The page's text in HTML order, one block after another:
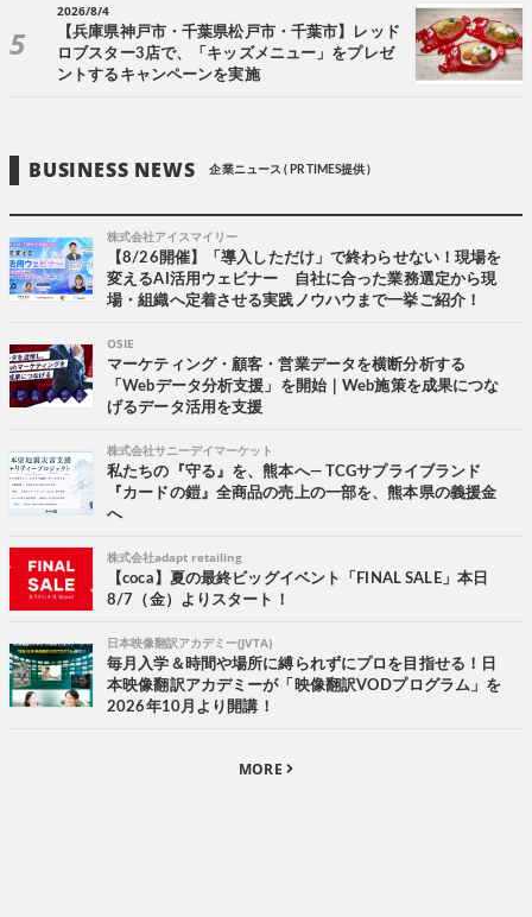
2026/8/4
【兵庫県神戸市・千葉県松戸市・千葉市】レッド
ロブスター3店で、「キッズメニュー」をプレゼ
ントするキャンペーンを実施
BUSINESS NEWS 企業ニュース ( PR TIMES提供 )
株式会社アイスマイリー
【8/26開催】「導入しただけ」で終わらせない！現場を
変えるAI活用ウェビナー 自社に合った業務選定から現
場・組織へ定着させる実践ノウハウまで一挙ご紹介！
OSIE
マーケティング・顧客・営業データを横断分析する
「Webデータ分析支援」を開始｜Web施策を成果につな
げるデータ活用を支援
株式会社サニーデイマーケット
私たちの『守る』を、熊本へ― TCGサプライブランド
『カードの鎧』全商品の売上の一部を、熊本県の義援金
へ
株式会社adapt retailing
【coca】夏の最終ビッグイベント「FINAL SALE」本日
8/7（金）よりスタート！
日本映像翻訳アカデミー(JVTA)
毎月入学＆時間や場所に縛られずにプロを目指せる！日
本映像翻訳アカデミーが「映像翻訳VODプログラム」を
2026年10月より開講！
MORE